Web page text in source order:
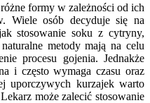
formy w zależności od ich
Wiele osób decyduje się na
stosowanie soku z cytryny,
metody mają na celu
procesu gojenia. Jednakże
i często wymaga czasu oraz
uporczywych kurzajek warto
może zalecić stosowanie